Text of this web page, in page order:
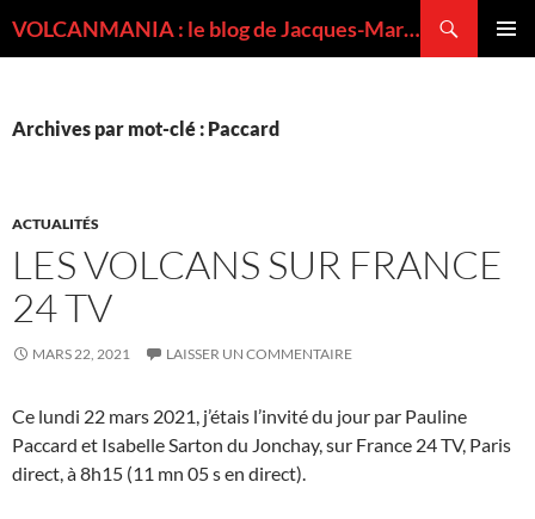
VOLCANMANIA : le blog de Jacques-Marie BARDINTZEFF, volcanologue
Archives par mot-clé : Paccard
ACTUALITÉS
LES VOLCANS SUR FRANCE
24 TV
MARS 22, 2021 LAISSER UN COMMENTAIRE
Ce lundi 22 mars 2021, j’étais l’invité du jour par Pauline
Paccard et Isabelle Sarton du Jonchay, sur France 24 TV, Paris
direct, à 8h15 (11 mn 05 s en direct).